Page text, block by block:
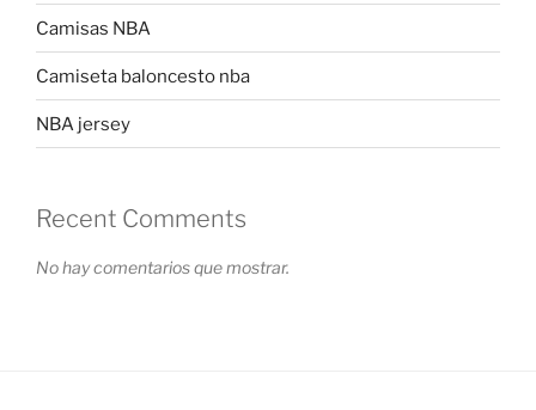
Camisas NBA
Camiseta baloncesto nba
NBA jersey
Recent Comments
No hay comentarios que mostrar.